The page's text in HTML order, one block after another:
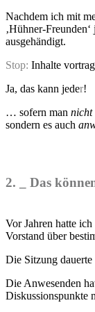
Nachdem ich mit
‚Hühner-
ausgehändigt.
Stop: Inhalte
Ja, das kann jeder!
… sofern man nicht
sondern es auch
2. _ Das
Vor Jahren hatte
Vorstand über
Die Sitzung
Die Anwesenden
Diskussionspunkte